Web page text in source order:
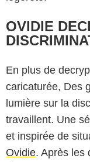
OVIDIE
En plus de
caricaturée, Des
lumière sur la
travaillent. Une
et inspirée de
Ovidie. Après les